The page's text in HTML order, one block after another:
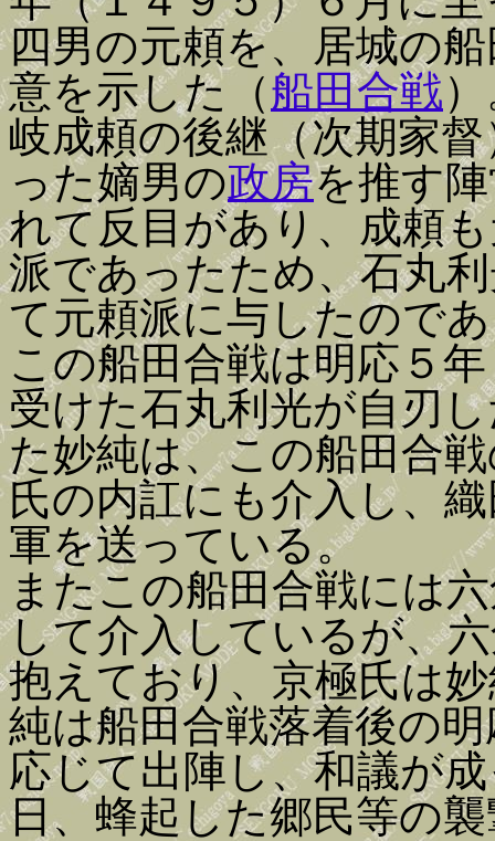
四男の元頼を、居城の
意を示した（船田合戦
岐成頼の後継（次期家
った嫡男の政房を推す
れて反目があり、成頼
派であったため、石丸
て元頼派に与したので
この船田合戦は明応５
受けた石丸利光が自刃
た妙純は、この船田合
氏の内訌にも介入し、
軍を送っている。
またこの船田合戦には
して介入しているが、
抱えており、京極氏は
純は船田合戦落着後の
応じて出陣し、和議が
日、蜂起した郷民等の